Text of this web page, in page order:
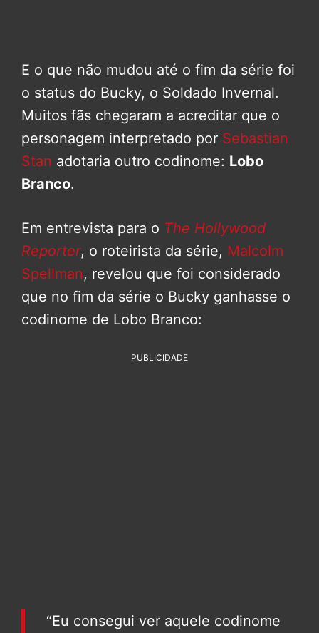
E o que não mudou até o fim da série foi
o status do Bucky, o Soldado Invernal.
Muitos fãs chegaram a acreditar que o
personagem interpretado por Sebastian
Stan adotaria outro codinome: Lobo
Branco.
Em entrevista para o The Hollywood
Reporter, o roteirista da série, Malcolm
Spellman, revelou que foi considerado
que no fim da série o Bucky ganhasse o
codinome de Lobo Branco:
PUBLICIDADE
“Eu consegui ver aquele codinome